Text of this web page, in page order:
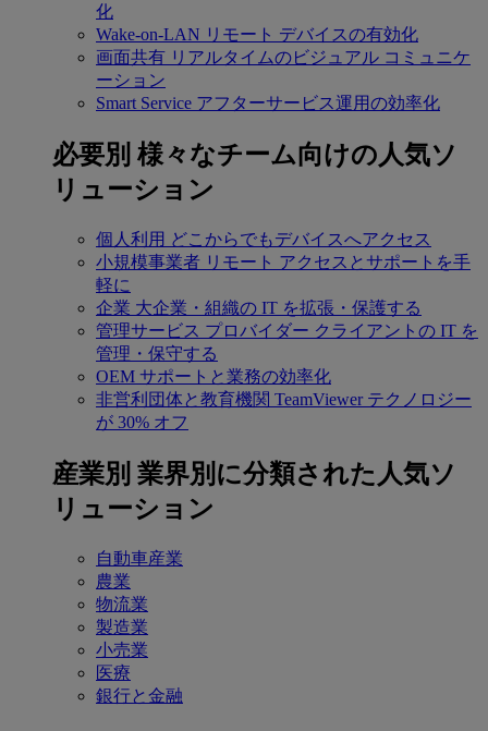
化
Wake-on-LAN リモート デバイスの有効化
画面共有 リアルタイムのビジュアル コミュニケ
ーション
Smart Service アフターサービス運用の効率化
必要別 様々なチーム向けの人気ソ
リューション
個人利用 どこからでもデバイスへアクセス
小規模事業者 リモート アクセスとサポートを手
軽に
企業 大企業・組織の IT を拡張・保護する
管理サービス プロバイダー クライアントの IT を
管理・保守する
OEM サポートと業務の効率化
非営利団体と教育機関 TeamViewer テクノロジー
が 30% オフ
産業別 業界別に分類された人気ソ
リューション
自動車産業
農業
物流業
製造業
小売業
医療
銀行と金融